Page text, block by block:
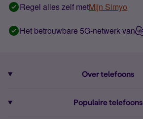
Regel alles zelf metMijn Simyo
Het betrouwbare 5G-netwerk van
Over telefoons
Populaire telefoons